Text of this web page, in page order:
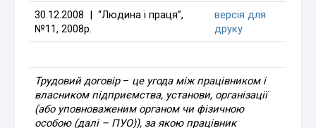
30.12.2008 | “Людина і праця”,
№11, 2008р.
версія для
друку
Трудовий договір – це угода між працівником і
власником підприємства, установи, організації
(або уповноваженим органом чи фізичною
особою (далі – ПУО)), за якою працівник